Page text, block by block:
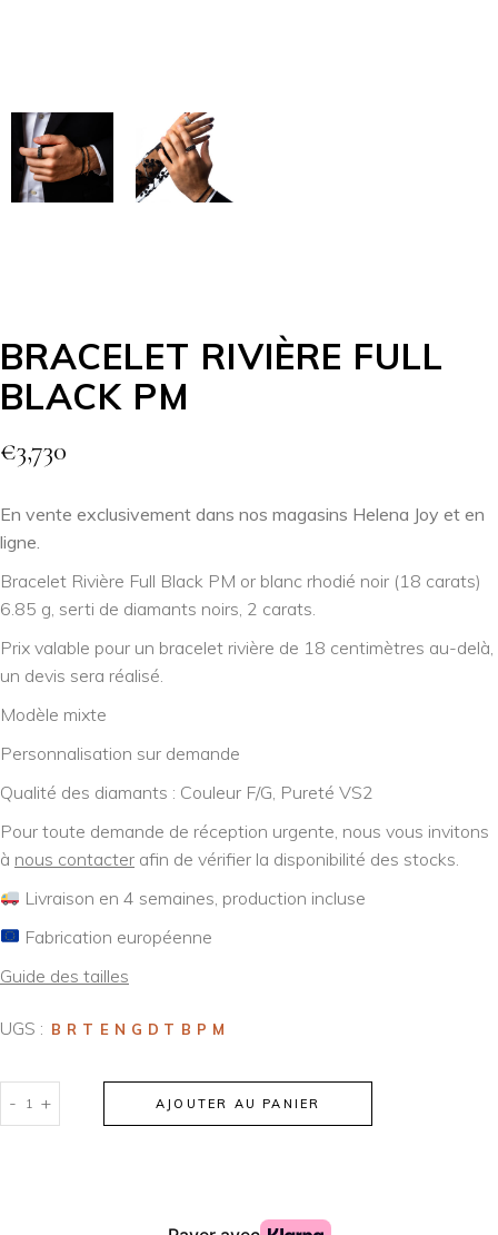
BRACELET RIVIÈRE FULL
BLACK PM
€3,730
En vente exclusivement dans nos magasins Helena Joy et en
ligne.
Bracelet Rivière Full Black PM or blanc rhodié noir (18 carats)
6.85 g, serti de diamants noirs, 2 carats.
Prix valable pour un bracelet rivière de 18 centimètres au-delà,
un devis sera réalisé.
Modèle mixte
Personnalisation sur demande
Qualité des diamants : Couleur F/G, Pureté VS2
Pour toute demande de réception urgente, nous vous invitons
à nous contacter afin de vérifier la disponibilité des stocks.
Livraison en 4 semaines, production incluse
Fabrication européenne
Guide des tailles
UGS : BRTENGDTBPM
- + AJOUTER AU PANIER